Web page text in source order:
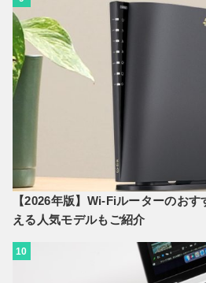
【2026年版】Wi-Fiルーターのお
える人気モデルもご紹介
10